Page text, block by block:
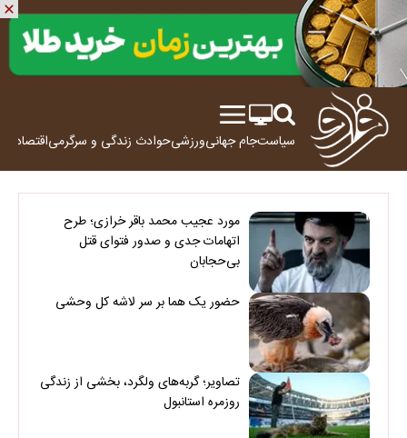
سیاستجام جهانیورزشیحوادث زندگی و سرگرمیاقتصاد
مورد عجیب محمد باقر خرازی؛ طرح
اتهامات جدی و صدور فتوای قتل
بی‌حجابان
حضور یک هما بر سر لاشه‌ کل وحشی
تصاویر؛ گربه‌های ولگرد، بخشی از زندگی
روزمره استانبول